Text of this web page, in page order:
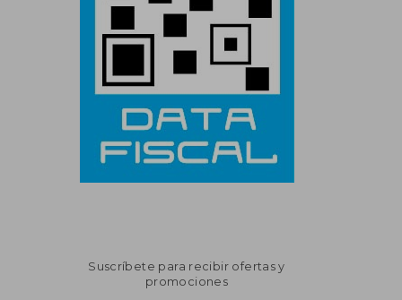
Suscríbete para recibir ofertas y
promociones